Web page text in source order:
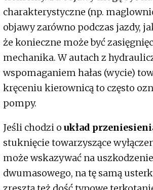
charakterystyczne (np.
objawy zarówno podczas jazdy,
że konieczne może być
mechanika. W autach z
wspomaganiem hałas (wycie)
kręceniu kierownicą to często
pompy.
Jeśli chodzi o układ
stuknięcie towarzyszące
może wskazywać na uszkodzenie
dwumasowego, na tę samą